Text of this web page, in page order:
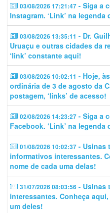
03/08/2026 17:21:47 - Siga a
Instagram. ‘Link’ na
03/08/2026 13:35:11 - Dr.
Uruaçu e outras cidades da
‘link’ constante aqui!
03/08/2026 10:02:11 - Hoje,
ordinária de 3 de agosto da
postagem, ‘links’ de acesso!
02/08/2026 14:23:27 - Siga a
Facebook. ‘Link’ na
01/08/2026 10:02:37 - Usinas
informativos interessantes.
nome de cada uma delas!
31/07/2026 08:03:56 - Usinas
interessantes. Conheça
um deles!